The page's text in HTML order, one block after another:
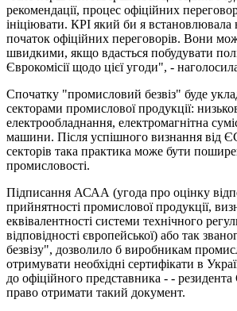
рекомендації, процес офіційних
ініціювати. КРІ який би я встановлювала
початок офіційних переговорів. Вони
швидкими, якщо вдасться побудувати
Єврокомісії щодо цієї угоди", -
Спочатку "промисловий безвіз" буде
секторами промислової продукції:
електрообладнання, електромагнітна
машини. Після успішного визнання від
секторів така практика може бути
промисловості.
Підписання АСАА (угода про оцінку
прийнятності промислової продукції,
еквівалентності системи технічного
відповідності європейської) або так
безвізу", дозволило б виробникам
отримувати необхідні сертифікати в
до офіційного представника - -
право отримати такий документ.